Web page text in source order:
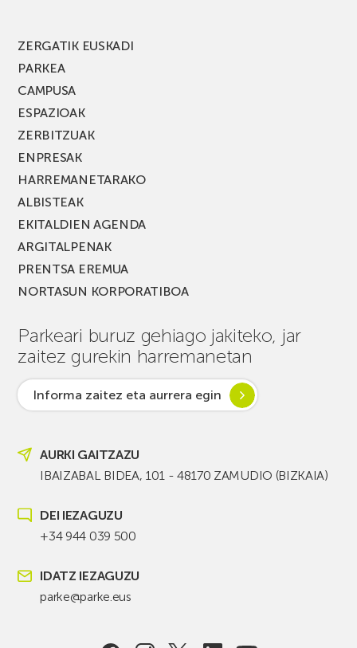
ZERGATIK EUSKADI
PARKEA
CAMPUSA
ESPAZIOAK
ZERBITZUAK
ENPRESAK
HARREMANETARAKO
ALBISTEAK
EKITALDIEN AGENDA
ARGITALPENAK
PRENTSA EREMUA
NORTASUN KORPORATIBOA
Parkeari buruz gehiago jakiteko, jar
zaitez gurekin harremanetan
Informa zaitez eta aurrera egin
AURKI GAITZAZU
IBAIZABAL BIDEA, 101 - 48170 ZAMUDIO (BIZKAIA)
DEI IEZAGUZU
+34 944 039 500
IDATZ IEZAGUZU
parke@parke.eus